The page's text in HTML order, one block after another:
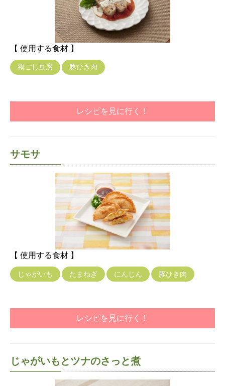
【 使用する食材 】
絹ごし豆腐 豚ひき肉
レシピを見に行く！
サモサ
【 使用する食材 】
じゃがいも たまねぎ にんじん 豚ひき肉
レシピを見に行く！
じゃがいもとツナのさっと煮